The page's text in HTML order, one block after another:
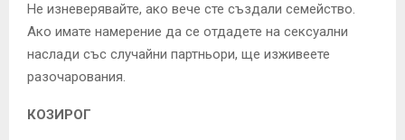
Не изневерявайте, ако вече сте създали семейство.
Ако имате намерение да се отдадете на сексуални
наслади със случайни партньори, ще изживеете
разочарования.
КОЗИРОГ